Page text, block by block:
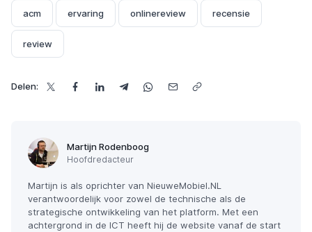
acm ervaring onlinereview recensie
review
Delen:
Martijn Rodenboog
Hoofdredacteur
Martijn is als oprichter van NieuweMobiel.NL
verantwoordelijk voor zowel de technische als de
strategische ontwikkeling van het platform. Met een
achtergrond in de ICT heeft hij de website vanaf de start